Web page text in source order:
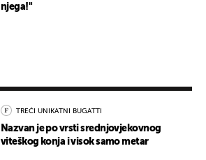
njega!"
TREĆI UNIKATNI BUGATTI
Nazvan je po vrsti srednjovjekovnog
viteškog konja i visok samo metar